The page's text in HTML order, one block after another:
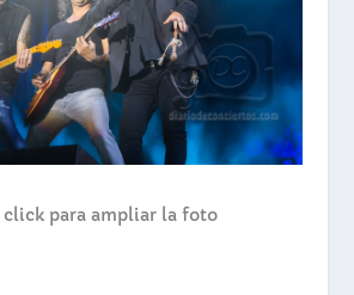
click para ampliar la foto